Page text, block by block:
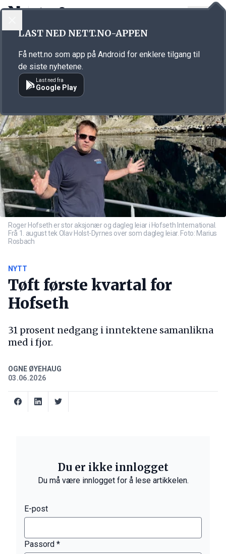
Annonsørinnhold
Roger Hofseth er stor aksjonær og dagleg leiar i Hofseth International.
Frå 1. august tek Olav Holst-Dyrnes over som dagleg leiar. Foto: Marius
Rosbach
NYTT
Tøft første kvartal for
Hofseth
31 prosent nedgang i inntektene samanlikna
med i fjor.
OGNE ØYEHAUG
03.06.2026
Du er ikke innlogget
Du må være innlogget for å lese artikkelen.
E-post
Passord *
LAST NED NETT.NO-APPEN
Få nett.no som app på Android for enklere tilgang til
de siste nyhetene.
Last ned fra
Google Play